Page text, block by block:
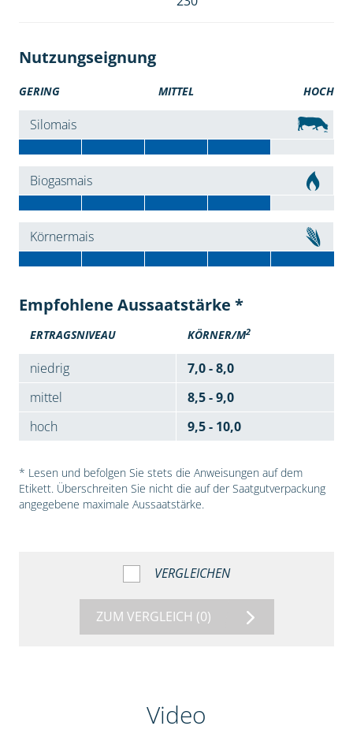
Nutzungseignung
GERING MITTEL HOCH
Silomais
Biogasmais
Körnermais
Empfohlene Aussaatstärke *
ERTRAGSNIVEAU KÖRNER/M2
niedrig
7,0 - 8,0
mittel
8,5 - 9,0
hoch
9,5 - 10,0
* Lesen und befolgen Sie stets die Anweisungen auf dem
Etikett. Überschreiten Sie nicht die auf der Saatgutverpackung
angegebene maximale Aussaatstärke.
VERGLEICHEN
ZUM VERGLEICH (0)
Video